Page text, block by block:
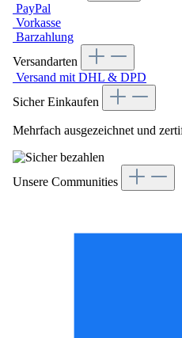
PayPal
Vorkasse
Barzahlung
Versandarten
Versand mit DHL & DPD
Sicher Einkaufen
Mehrfach ausgezeichnet und
Unsere Communities